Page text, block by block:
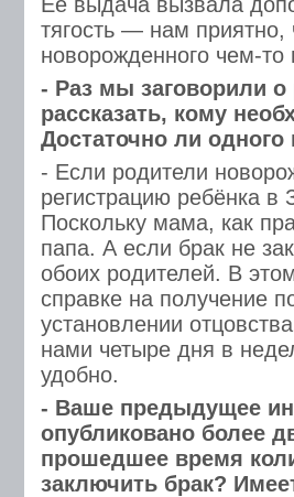
тягость — нам приятно,
новорожденного чем-то
- Раз мы заговорили
рассказать, кому
Достаточно ли одного
- Если родители
регистрацию ребёнка
Поскольку мама, как
папа. А если брак не
обоих родителей. В
справке на получение
установлении
нами четыре дня в
удобно.
- Ваше предыдущее
опубликовано более
прошедшее время
заключить брак?